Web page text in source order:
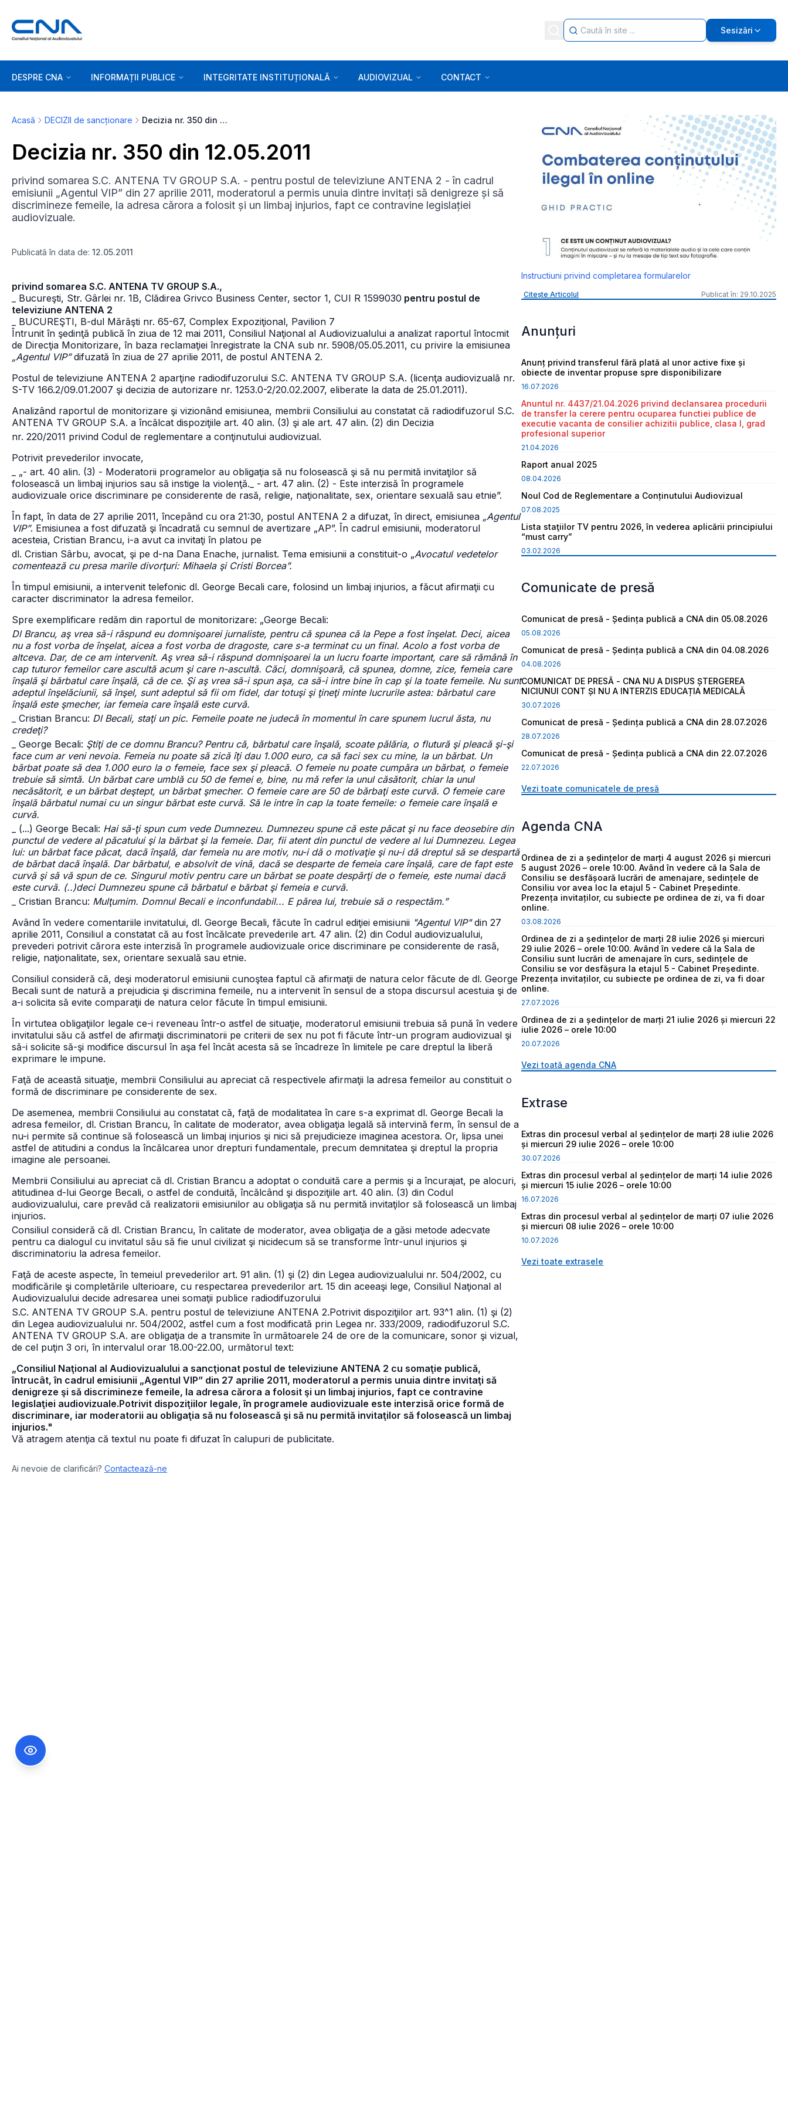
Sesizări
DESPRE CNA INFORMAȚII PUBLICE INTEGRITATE INSTITUȚIONALĂ AUDIOVIZUAL CONTACT
Acasă DECIZII de sancționare Decizia nr. 350 din 12.05.2011
Decizia nr. 350 din 12.05.2011
privind somarea S.C. ANTENA TV GROUP S.A. - pentru postul de televiziune ANTENA 2 - în cadrul
emisiunii „Agentul VIP” din 27 aprilie 2011, moderatorul a permis unuia dintre invitați să denigreze și să
discrimineze femeile, la adresa cărora a folosit și un limbaj injurios, fapt ce contravine legislației
audiovizuale.
Publicată în data de: 12.05.2011
privind somarea S.C. ANTENA TV GROUP S.A.,
_ Bucureşti, Str. Gârlei nr. 1B, Clădirea Grivco Business Center, sector 1, CUI R 1599030 pentru postul de
televiziune ANTENA 2
_ BUCUREŞTI, B-dul Mărăşti nr. 65-67, Complex Expoziţional, Pavilion 7
Întrunit în şedinţă publică în ziua de 12 mai 2011, Consiliul Naţional al Audiovizualului a analizat raportul întocmit
de Direcţia Monitorizare, în baza reclamaţiei înregistrate la CNA sub nr. 5908/05.05.2011, cu privire la emisiunea
„Agentul VIP”difuzată în ziua de 27 aprilie 2011, de postul ANTENA 2.
Postul de televiziune ANTENA 2 aparţine radiodifuzorului S.C. ANTENA TV GROUP S.A. (licenţa audiovizuală nr.
S-TV 166.2/09.01.2007 şi decizia de autorizare nr. 1253.0-2/20.02.2007, eliberate la data de 25.01.2011).
Analizând raportul de monitorizare şi vizionând emisiunea, membrii Consiliului au constatat că radiodifuzorul S.C.
ANTENA TV GROUP S.A. a încălcat dispoziţiile art. 40 alin. (3) şi ale art. 47 alin. (2) din Decizia
nr. 220/2011 privind Codul de reglementare a conţinutului audiovizual.
Potrivit prevederilor invocate,
_ „- art. 40 alin. (3) - Moderatorii programelor au obligaţia să nu folosească şi să nu permită invitaţilor să
folosească un limbaj injurios sau să instige la violenţă. _ - art. 47 alin. (2) - Este interzisă în programele
audiovizuale orice discriminare pe considerente de rasă, religie, naţionalitate, sex, orientare sexuală sau etnie”.
În fapt, în data de 27 aprilie 2011, începând cu ora 21:30, postul ANTENA 2 a difuzat, în direct, emisiunea „Agentul
VIP”. Emisiunea a fost difuzată şi încadrată cu semnul de avertizare „AP”. În cadrul emisiunii, moderatorul
acesteia, Cristian Brancu, i-a avut ca invitaţi în platou pe
dl. Cristian Sârbu, avocat, şi pe d-na Dana Enache, jurnalist. Tema emisiunii a constituit-o „Avocatul vedetelor
comentează cu presa marile divorţuri: Mihaela şi Cristi Borcea”.
În timpul emisiunii, a intervenit telefonic dl. George Becali care, folosind un limbaj injurios, a făcut afirmaţii cu
caracter discriminator la adresa femeilor.
Spre exemplificare redăm din raportul de monitorizare: „George Becali:
Dl Brancu, aş vrea să-i răspund eu domnişoarei jurnaliste, pentru că spunea că la Pepe a fost înşelat. Deci, aicea
nu a fost vorba de înşelat, aicea a fost vorba de dragoste, care s-a terminat cu un final. Acolo a fost vorba de
altceva. Dar, de ce am intervenit. Aş vrea să-i răspund domnişoarei la un lucru foarte important, care să rămână în
cap tuturor femeilor care ascultă acum şi care n-ascultă. Căci, domnişoară, că spunea, domne, zice, femeia care
înşală şi bărbatul care înşală, că de ce. Şi aş vrea să-i spun aşa, ca să-i intre bine în cap şi la toate femeile. Nu sunt
adeptul înşelăciunii, să înşel, sunt adeptul să fii om fidel, dar totuşi şi ţineţi minte lucrurile astea: bărbatul care
înşală este şmecher, iar femeia care înşală este curvă.
_ Cristian Brancu: Dl Becali, staţi un pic. Femeile poate ne judecă în momentul în care spunem lucrul ăsta, nu
credeţi?
_ George Becali: Ştiţi de ce domnu Brancu? Pentru că, bărbatul care înşală, scoate pălăria, o flutură şi pleacă şi-şi
face cum ar veni nevoia. Femeia nu poate să zică îţi dau 1.000 euro, ca să faci sex cu mine, la un bărbat. Un
bărbat poate să dea 1.000 euro la o femeie, face sex şi pleacă. O femeie nu poate cumpăra un bărbat, o femeie
trebuie să simtă. Un bărbat care umblă cu 50 de femei e, bine, nu mă refer la unul căsătorit, chiar la unul
necăsătorit, e un bărbat deştept, un bărbat şmecher. O femeie care are 50 de bărbaţi este curvă. O femeie care
înşală bărbatul numai cu un singur bărbat este curvă. Să le intre în cap la toate femeile: o femeie care înşală e
curvă.
_ (...) George Becali: Hai să-ţi spun cum vede Dumnezeu. Dumnezeu spune că este păcat şi nu face deosebire din
punctul de vedere al păcatului şi la bărbat şi la femeie. Dar, fii atent din punctul de vedere al lui Dumnezeu. Legea
lui: un bărbat face păcat, dacă înşală, dar femeia nu are motiv, nu-i dă o motivaţie şi nu-i dă dreptul să se despartă
de bărbat dacă înşală. Dar bărbatul, e absolvit de vină, dacă se desparte de femeia care înşală, care de fapt este
curvă şi să vă spun de ce. Singurul motiv pentru care un bărbat se poate despărţi de o femeie, este numai dacă
este curvă. (..)deci Dumnezeu spune că bărbatul e bărbat şi femeia e curvă.
_ Cristian Brancu: Mulţumim. Domnul Becali e inconfundabil... E părea lui, trebuie să o respectăm.”
Având în vedere comentariile invitatului, dl. George Becali, făcute în cadrul ediţiei emisiunii "Agentul VIP"din 27
aprilie 2011, Consiliul a constatat că au fost încălcate prevederile art. 47 alin. (2) din Codul audiovizualului,
prevederi potrivit cărora este interzisă în programele audiovizuale orice discriminare pe considerente de rasă,
religie, naţionalitate, sex, orientare sexuală sau etnie.
Consiliul consideră că, deşi moderatorul emisiunii cunoştea faptul că afirmaţii de natura celor făcute de dl. George
Becali sunt de natură a prejudicia şi discrimina femeile, nu a intervenit în sensul de a stopa discursul acestuia şi de
a-i solicita să evite comparaţii de natura celor făcute în timpul emisiunii.
În virtutea obligaţiilor legale ce-i reveneau într-o astfel de situaţie, moderatorul emisiunii trebuia să pună în vedere
invitatului său că astfel de afirmaţii discriminatorii pe criterii de sex nu pot fi făcute într-un program audiovizual şi
să-i solicite să-şi modifice discursul în aşa fel încât acesta să se încadreze în limitele pe care dreptul la liberă
exprimare le impune.
Faţă de această situaţie, membrii Consiliului au apreciat că respectivele afirmaţii la adresa femeilor au constituit o
formă de discriminare pe considerente de sex.
De asemenea, membrii Consiliului au constatat că, faţă de modalitatea în care s-a exprimat dl. George Becali la
adresa femeilor, dl. Cristian Brancu, în calitate de moderator, avea obligaţia legală să intervină ferm, în sensul de a
nu-i permite să continue să folosească un limbaj injurios şi nici să prejudicieze imaginea acestora. Or, lipsa unei
astfel de atitudini a condus la încălcarea unor drepturi fundamentale, precum demnitatea şi dreptul la propria
imagine ale persoanei.
Membrii Consiliului au apreciat că dl. Cristian Brancu a adoptat o conduită care a permis şi a încurajat, pe alocuri,
atitudinea d-lui George Becali, o astfel de conduită, încălcând şi dispoziţiile art. 40 alin. (3) din Codul
audiovizualului, care prevăd că realizatorii emisiunilor au obligaţia să nu permită invitaţilor să folosească un limbaj
injurios.
Consiliul consideră că dl. Cristian Brancu, în calitate de moderator, avea obligaţia de a găsi metode adecvate
pentru ca dialogul cu invitatul său să fie unul civilizat şi nicidecum să se transforme într-unul injurios şi
discriminatoriu la adresa femeilor.
Faţă de aceste aspecte, în temeiul prevederilor art. 91 alin. (1) şi (2) din Legea audiovizualului nr. 504/2002, cu
modificările şi completările ulterioare, cu respectarea prevederilor art. 15 din aceeaşi lege, Consiliul Naţional al
Audiovizualului decide adresarea unei somaţii publice radiodifuzorului
S.C. ANTENA TV GROUP S.A. pentru postul de televiziune ANTENA 2.Potrivit dispoziţiilor art. 93^1 alin. (1) şi (2)
din Legea audiovizualului nr. 504/2002, astfel cum a fost modificată prin Legea nr. 333/2009, radiodifuzorul S.C.
ANTENA TV GROUP S.A. are obligaţia de a transmite în următoarele 24 de ore de la comunicare, sonor şi vizual,
de cel puţin 3 ori, în intervalul orar 18.00-22.00, următorul text:
„Consiliul Naţional al Audiovizualului a sancţionat postul de televiziune ANTENA 2 cu somaţie publică,
întrucât, în cadrul emisiunii „Agentul VIP” din 27 aprilie 2011, moderatorul a permis unuia dintre invitaţi să
denigreze şi să discrimineze femeile, la adresa cărora a folosit şi un limbaj injurios, fapt ce contravine
legislaţiei audiovizuale.Potrivit dispoziţiilor legale, în programele audiovizuale este interzisă orice formă de
discriminare, iar moderatorii au obligaţia să nu folosească şi să nu permită invitaţilor să folosească un limbaj
injurios."
Vă atragem atenţia că textul nu poate fi difuzat în calupuri de publicitate.
Ai nevoie de clarificări? Contactează-ne
Instructiuni privind completarea formularelor
Citește Articolul Publicat în: 29.10.2025
Anunțuri
Anunț privind transferul fără plată al unor active fixe și
obiecte de inventar propuse spre disponibilizare
16.07.2026
Anuntul nr. 4437/21.04.2026 privind declansarea procedurii
de transfer la cerere pentru ocuparea functiei publice de
executie vacanta de consilier achizitii publice, clasa I, grad
profesional superior
21.04.2026
Raport anual 2025
08.04.2026
Noul Cod de Reglementare a Conținutului Audiovizual
07.08.2025
Lista staţiilor TV pentru 2026, în vederea aplicării principiului
“must carry”
03.02.2026
Comunicate de presă
Comunicat de presă - Ședința publică a CNA din 05.08.2026
05.08.2026
Comunicat de presă - Ședința publică a CNA din 04.08.2026
04.08.2026
COMUNICAT DE PRESĂ - CNA NU A DISPUS ȘTERGEREA
NICIUNUI CONT ȘI NU A INTERZIS EDUCAȚIA MEDICALĂ
30.07.2026
Comunicat de presă - Ședința publică a CNA din 28.07.2026
28.07.2026
Comunicat de presă - Ședința publică a CNA din 22.07.2026
22.07.2026
Vezi toate comunicatele de presă
Agenda CNA
Ordinea de zi a ședințelor de marți 4 august 2026 și miercuri
5 august 2026 – orele 10:00. Având în vedere că la Sala de
Consiliu se desfășoară lucrări de amenajare, sedințele de
Consiliu vor avea loc la etajul 5 - Cabinet Președinte.
Prezența invitaților, cu subiecte pe ordinea de zi, va fi doar
online.
03.08.2026
Ordinea de zi a ședințelor de marți 28 iulie 2026 și miercuri
29 iulie 2026 – orele 10:00. Având în vedere că la Sala de
Consiliu sunt lucrări de amenajare în curs, sedințele de
Consiliu se vor desfășura la etajul 5 - Cabinet Președinte.
Prezența invitaților, cu subiecte pe ordinea de zi, va fi doar
online.
27.07.2026
Ordinea de zi a ședințelor de marți 21 iulie 2026 și miercuri 22
iulie 2026 – orele 10:00
20.07.2026
Vezi toată agenda CNA
Extrase
Extras din procesul verbal al ședințelor de marți 28 iulie 2026
și miercuri 29 iulie 2026 – orele 10:00
30.07.2026
Extras din procesul verbal al ședințelor de marți 14 iulie 2026
și miercuri 15 iulie 2026 – orele 10:00
16.07.2026
Extras din procesul verbal al ședințelor de marți 07 iulie 2026
și miercuri 08 iulie 2026 – orele 10:00
10.07.2026
Vezi toate extrasele